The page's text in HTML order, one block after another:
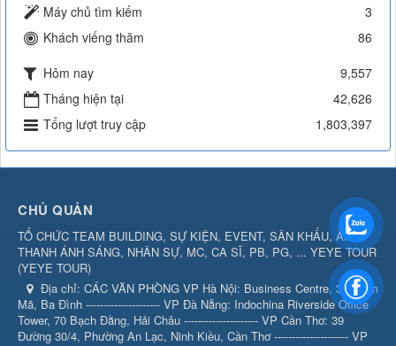
Máy chủ tìm kiếm
3
Khách viếng thăm
86
Hôm nay
9,557
Tháng hiện tại
42,626
Tổng lượt truy cập
1,803,397
CHỦ QUẢN
TỔ CHỨC TEAM BUILDING, SỰ KIỆN, EVENT, SÂN KHẤU, ÂM
THANH ÁNH SÁNG, NHÂN SỰ, MC, CA SĨ, PB, PG, ... YEYE TOUR
(YEYE TOUR)
Địa chỉ: CÁC VĂN PHÒNG VP Hà Nội: Business Centre, 360 Kim
Mã, Ba Đình --------------------- VP Đà Nẵng: Indochina Riverside Office
Tower, 70 Bạch Đằng, Hải Châu --------------------- VP Cần Thơ: 39
Đường 30/4, Phường An Lạc, Ninh Kiều, Cần Thơ --------------------- VP